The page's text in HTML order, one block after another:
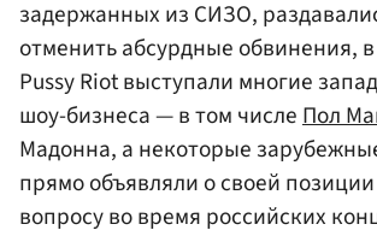
задержанных из СИЗО,
отменить абсурдные обвинения,
Pussy Riot выступали многие
шоу-бизнеса — в том числеПол
Мадонна, а некоторые
прямо объявляли о своей
вопросу во время российских